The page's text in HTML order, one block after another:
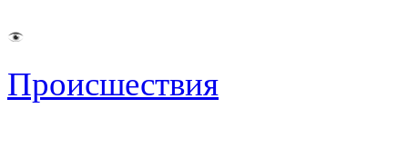
Происшествия